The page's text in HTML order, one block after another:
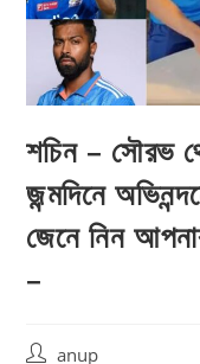
শচিন – সৌরভ
জন্মদিনে
জেনে নিন
–
Postanup